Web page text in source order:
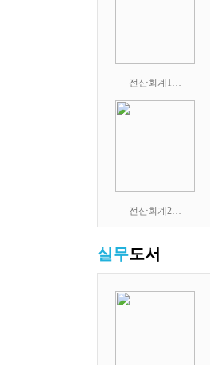
전산회계1…
전산회계2…
실무도서